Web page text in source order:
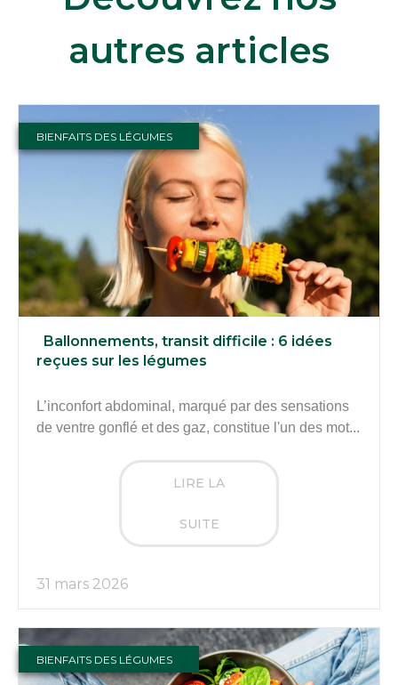
autres articles
BIENFAITS DES LÉGUMES
Ballonnements, transit difficile : 6 idées
reçues sur les légumes
L’inconfort abdominal, marqué par des sensations
de ventre gonflé et des gaz, constitue l'un des mot...
LIRE LA
SUITE
31 mars 2026
BIENFAITS DES LÉGUMES